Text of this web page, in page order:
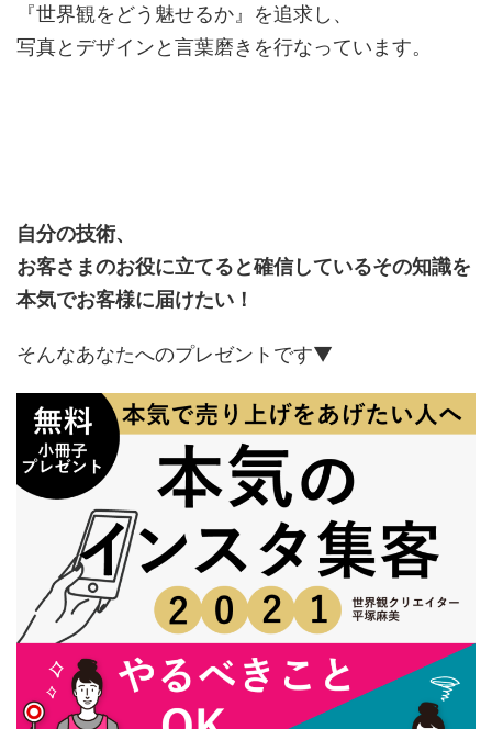
『世界観をどう魅せるか』を追求し、
写真とデザインと言葉磨きを行なっています。
自分の技術、
お客さまのお役に立てると確信しているその知識を
本気でお客様に届けたい！
そんなあなたへのプレゼントです▼